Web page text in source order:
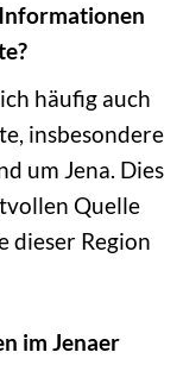
häufig auch
insbesondere
um Jena. Dies
Quelle
dieser Region
im Jenaer